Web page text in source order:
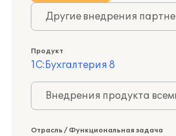
Другие внедрения
Продукт
1С:Бухгалтерия 8
Внедрения продукта
Отрасль / Функциональная задача